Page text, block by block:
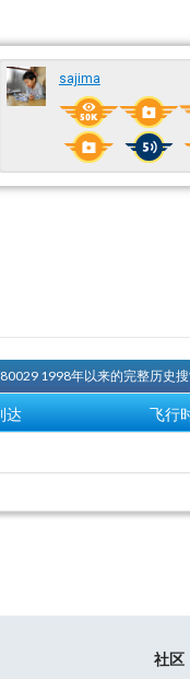
sajima
1998年以来的完整历史
达 飞行
社区